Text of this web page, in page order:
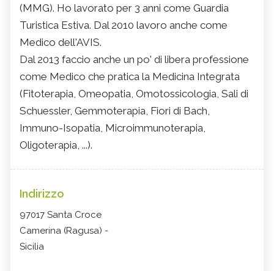
(MMG). Ho lavorato per 3 anni come Guardia
Turistica Estiva. Dal 2010 lavoro anche come
Medico dell'AVIS.
Dal 2013 faccio anche un po' di libera professione
come Medico che pratica la Medicina Integrata
(Fitoterapia, Omeopatia, Omotossicologia, Sali di
Schuessler, Gemmoterapia, Fiori di Bach,
Immuno-Isopatia, Microimmunoterapia,
Oligoterapia, ...).
Indirizzo
97017 Santa Croce
Camerina (Ragusa) -
Sicilia